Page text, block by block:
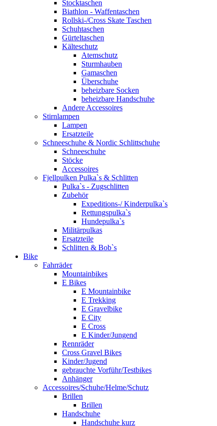
Stocktaschen
Biathlon - Waffentaschen
Rollski-/Cross Skate Taschen
Schuhtaschen
Gürteltaschen
Kälteschutz
Atemschutz
Sturmhauben
Gamaschen
Überschuhe
beheizbare Socken
beheizbare Handschuhe
Andere Accessoires
Stirnlampen
Lampen
Ersatzteile
Schneeschuhe & Nordic Schlittschuhe
Schneeschuhe
Stöcke
Accessoires
Fjellpulken Pulka`s & Schlitten
Pulka`s - Zugschlitten
Zubehör
Expeditions-/ Kinderpulka`s
Rettungspulka`s
Hundepulka`s
Militärpulkas
Ersatzteile
Schlitten & Bob`s
Bike
Fahrräder
Mountainbikes
E Bikes
E Mountainbike
E Trekking
E Gravelbike
E City
E Cross
E Kinder/Jungend
Rennräder
Cross Gravel Bikes
Kinder/Jugend
gebrauchte Vorführ/Testbikes
Anhänger
Accessoires/Schuhe/Helme/Schutz
Brillen
Brillen
Handschuhe
Handschuhe kurz